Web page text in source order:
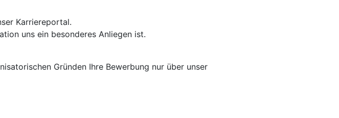
Karriereportal.
uns ein besonderes Anliegen ist.
Gründen Ihre Bewerbung nur über unser